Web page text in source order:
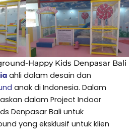
Happy Kids Denpasar Bali
ahli dalam desain dan
anak di Indonesia. Dalam
dalam Project Indoor
Denpasar Bali untuk
yang eksklusif untuk klien